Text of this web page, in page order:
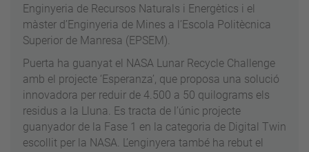
Enginyeria de Recursos Naturals i Energètics i el
màster d’Enginyeria de Mines a l’Escola Politècnica
Superior de Manresa (EPSEM).
Puerta ha guanyat el NASA Lunar Recycle Challenge
amb el projecte ‘Esperanza’, que proposa una solució
innovadora per reduir de 4.500 a 50 quilograms els
residus a la Lluna. Es tracta de l’únic projecte
guanyador de la Fase 1 en la categoria de Digital Twin
escollit per la NASA. L’enginyera també ha rebut el